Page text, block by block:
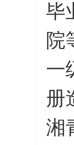
毕
院
一
册
湘